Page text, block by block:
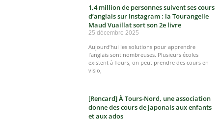
1,4 million de personnes suivent ses cours
d’anglais sur Instagram : la Tourangelle
Maud Vuaillat sort son 2e livre
25 décembre 2025
Aujourd’hui les solutions pour apprendre
l’anglais sont nombreuses. Plusieurs écoles
existent à Tours, on peut prendre des cours en
visio,
[Rencard] À Tours-Nord, une association
donne des cours de japonais aux enfants
et aux ados